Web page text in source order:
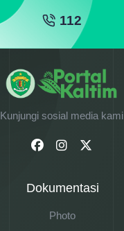
112
Kunjungi sosial media kami
Dokumentasi
Photo